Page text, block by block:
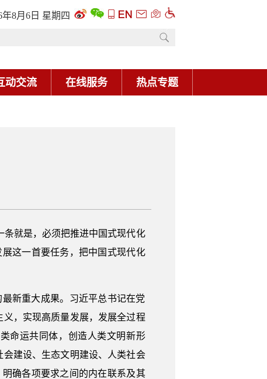
年8月6日 星期四
动交流 在线服务 热点专题
条就是，必须把推进中国式现代化
这一首要任务，把中国式现代化
新重大成果。习近平总书记在党
，实现高质量发展，发展全过程
命运共同体，创造人类文明新形
建设、生态文明建设、人类社会
确各项要求之间的内在联系及其